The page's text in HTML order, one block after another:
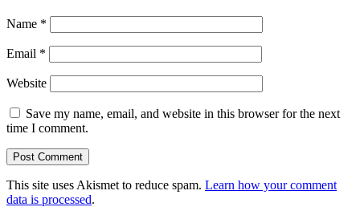
Name *
Email *
Website
Save my name, email, and website in this browser for the next
time I comment.
This site uses Akismet to reduce spam. Learn how your comment
data is processed.